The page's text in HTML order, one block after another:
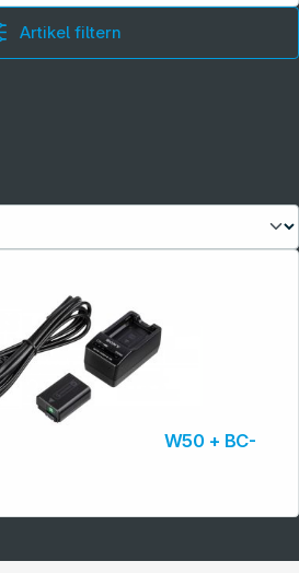
Artikel filtern
NP-FW50 + BC-